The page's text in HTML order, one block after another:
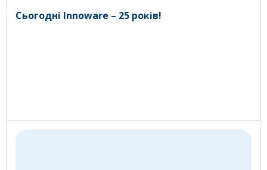
Сьогодні Innoware – 25 років!